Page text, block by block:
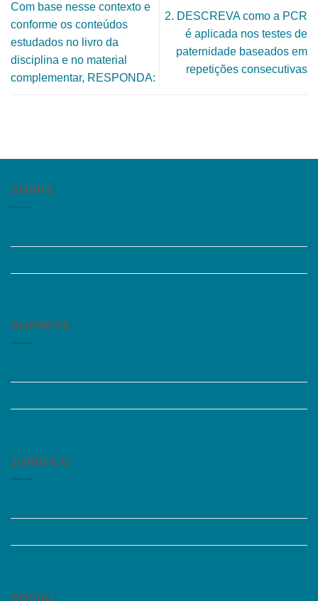
​​Com base nesse contexto e
conforme os conteúdos
estudados no livro da
disciplina e no material
complementar, RESPONDA:
2. DESCREVA como a PCR
é aplicada nos testes de
paternidade baseados em
repetições consecutivas
SOBRE
SUPORTE
JURÍDICO
SOCIAL